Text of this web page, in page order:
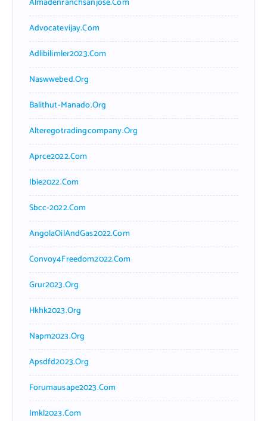
Advocatevijay.com
Adlibilimler2023.com
Naswwebed.org
Balithut-Manado.org
Alteregotradingcompany.org
Aprce2022.com
Ibie2022.com
Sbcc-2022.com
AngolaOilAndGas2022.com
Convoy4Freedom2022.com
Grur2023.org
Hkhk2023.org
Napm2023.org
Apsdfd2023.org
Forumausape2023.com
Imkl2023.com